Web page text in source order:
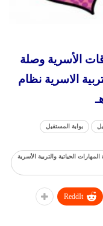
الأسرية وصلة
الاسرية نظام
بوابة المستقبل
الحياتية والتربية الأسرية
ReddIt